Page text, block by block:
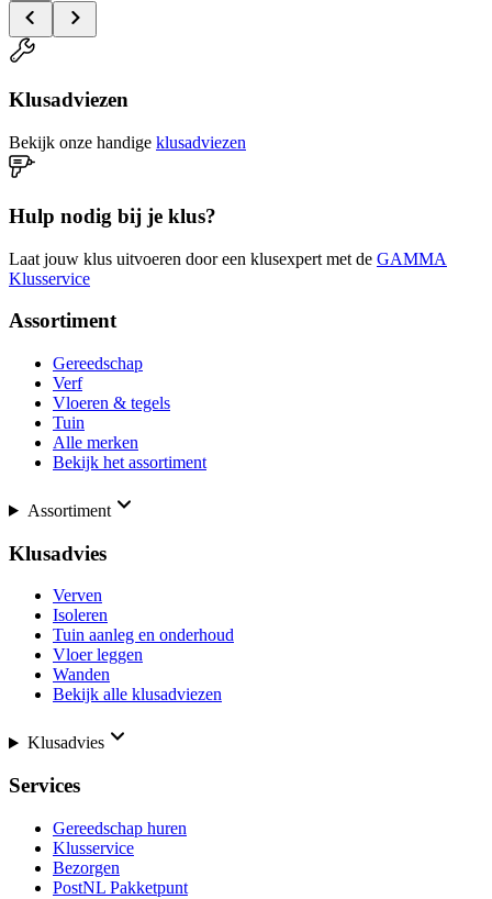
Klusadviezen
Bekijk onze handige klusadviezen
Hulp nodig bij je klus?
Laat jouw klus uitvoeren door een klusexpert met de GAMMA
Klusservice
Assortiment
Gereedschap
Verf
Vloeren & tegels
Tuin
Alle merken
Bekijk het assortiment
Assortiment
Klusadvies
Verven
Isoleren
Tuin aanleg en onderhoud
Vloer leggen
Wanden
Bekijk alle klusadviezen
Klusadvies
Services
Gereedschap huren
Klusservice
Bezorgen
PostNL Pakketpunt